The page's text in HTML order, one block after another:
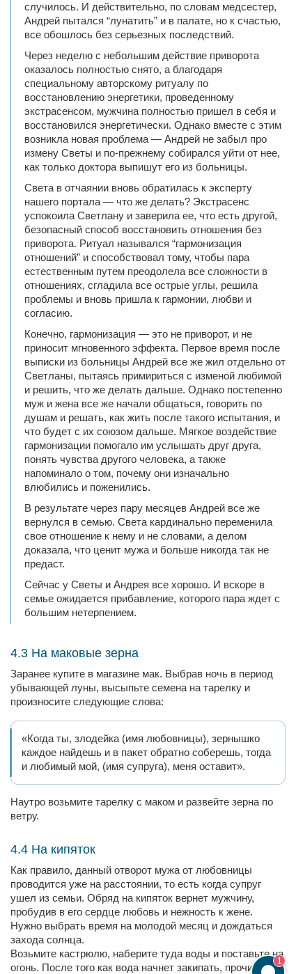
случилось. И действительно, по словам медсестер,
Андрей пытался “лунатить” и в палате, но к счастью,
все обошлось без серьезных последствий.
Через неделю с небольшим действие приворота
оказалось полностью снято, а благодаря
специальному авторскому ритуалу по
восстановлению энергетики, проведенному
экстрасенсом, мужчина полностью пришел в себя и
восстановился энергетически. Однако вместе с этим
возникла новая проблема — Андрей не забыл про
измену Светы и по-прежнему собирался уйти от нее,
как только доктора выпишут его из больницы.
Света в отчаянии вновь обратилась к эксперту
нашего портала — что же делать? Экстрасенс
успокоила Светлану и заверила ее, что есть другой,
безопасный способ восстановить отношения без
приворота. Ритуал назывался “гармонизация
отношений” и способствовал тому, чтобы пара
естественным путем преодолела все сложности в
отношениях, сгладила все острые углы, решила
проблемы и вновь пришла к гармонии, любви и
согласию.
Конечно, гармонизация — это не приворот, и не
приносит мгновенного эффекта. Первое время после
выписки из больницы Андрей все же жил отдельно от
Светланы, пытаясь примириться с изменой любимой
и решить, что же делать дальше. Однако постепенно
муж и жена все же начали общаться, говорить по
душам и решать, как жить после такого испытания, и
что будет с их союзом дальше. Мягкое воздействие
гармонизации помогало им услышать друг друга,
понять чувства другого человека, а также
напоминало о том, почему они изначально
влюбились и поженились.
В результате через пару месяцев Андрей все же
вернулся в семью. Света кардинально переменила
свое отношение к нему и не словами, а делом
доказала, что ценит мужа и больше никогда так не
предаст.
Сейчас у Светы и Андрея все хорошо. И вскоре в
семье ожидается прибавление, которого пара ждет с
большим нетерпением.
4.3 На маковые зерна
Заранее купите в магазине мак. Выбрав ночь в период
убывающей луны, высыпьте семена на тарелку и
произносите следующие слова:
«Когда ты, злодейка (имя любовницы), зернышко
каждое найдешь и в пакет обратно соберешь, тогда
и любимый мой, (имя супруга), меня оставит».
Наутро возьмите тарелку с маком и развейте зерна по
ветру.
4.4 На кипяток
Как правило, данный отворот мужа от любовницы
проводится уже на расстоянии, то есть когда супруг
ушел из семьи. Обряд на кипяток вернет мужчину,
пробудив в его сердце любовь и нежность к жене.
Нужно выбрать время на молодой месяц и дождаться
захода солнца.
Возьмите кастрюлю, наберите туда воды и поставьте на
огонь. После того как вода начнет закипать, прочитайте
1